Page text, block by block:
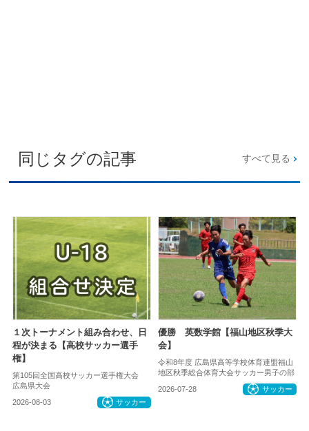
同じタグの記事 すべて見る
１次トーナメント組み合わせ、日
程が決まる【高校サッカー選手
権】
第105回全国高校サッカー選手権大会
広島県大会
2026-08-03 サッカー
優勝 英数学館【福山地区秋季大
会】
令和8年度 広島県高等学校体育連盟福山
地区秋季総合体育大会サッカー男子の部
2026-07-28 サッカー